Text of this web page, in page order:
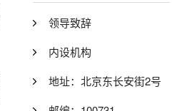
领导致辞
内设机构
地址：北京东长安街2号